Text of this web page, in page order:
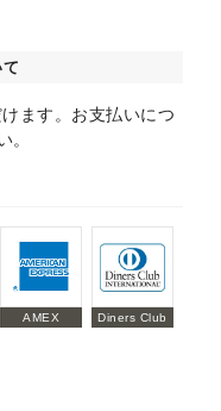
ます。お支払いにつ
。
AMEX Diners Club